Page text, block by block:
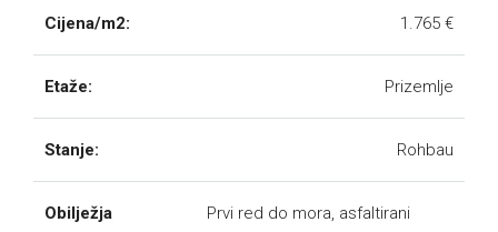
Cijena/m2: 1.765 €
Etaže: Prizemlje
Stanje: Rohbau
Obilježja
Prvi red do mora, asfaltirani